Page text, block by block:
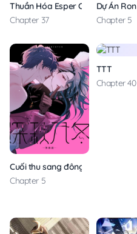
Thuần Hóa Esper Cuồng Si Lần 2
Chapter 37
Dự Án Ron
Chapter 5
Cuối thu sang đông
Chapter 5
TTT
Chapter 40